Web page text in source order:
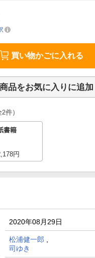
買い物かごに入れる
商品をお気に入りに追加
2件）
書籍
円
2020年08月29日
松浦健一郎
司ゆき